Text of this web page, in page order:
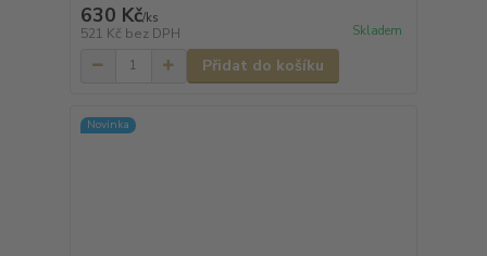
630 Kč/ks
521 Kč bez DPH Skladem
Přidat do košíku
Novinka